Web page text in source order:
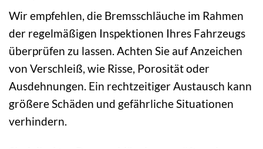
Wir empfehlen, die Bremsschläuche im Rahmen
der regelmäßigen Inspektionen Ihres Fahrzeugs
überprüfen zu lassen. Achten Sie auf Anzeichen
von Verschleiß, wie Risse, Porosität oder
Ausdehnungen. Ein rechtzeitiger Austausch kann
größere Schäden und gefährliche Situationen
verhindern.